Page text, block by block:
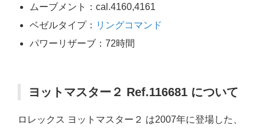
ムーブメント：cal.4160,4161
ベゼルタイプ： リングコマンド
パワーリザーブ：72時間
ヨットマスター２ Ref.116681 について
ロレックス ヨットマスター２ は2007年に登場した、